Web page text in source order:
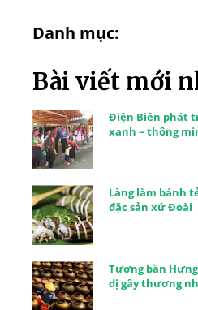
Danh mục:
Bài viết mới
Điện Biên phát
xanh – thông
Làng làm bánh
đặc sản xứ Đoài
Tương bần
dị gây thương